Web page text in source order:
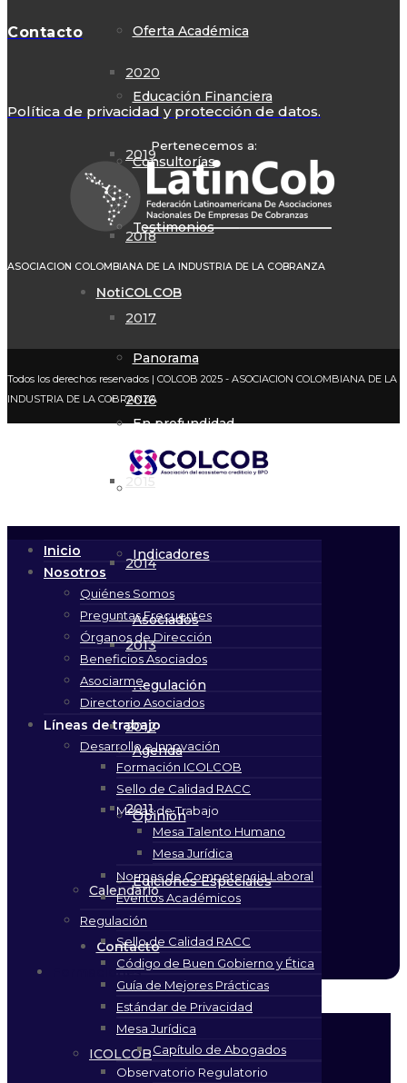
Oferta Académica
Educación Financiera
Consultorías
Testimonios
NotiCOLCOB
Panorama
En profundidad
Indicadores
Asociados
Regulación
Agenda
Opinión
Ediciones Especiales
Contacto
2020
2019
2018
2017
2016
2014
2013
2012
2011
Calendario
Formaciones
ICOLCOB
Contacto
Política de privacidad y protección de datos.
Pertenecemos a:
ASOCIACION COLOMBIANA DE LA INDUSTRIA DE LA COBRANZA
Todos los derechos reservados | COLCOB 2025 - ASOCIACION COLOMBIANA DE LA
INDUSTRIA DE LA COBRANZA
Inicio
Nosotros
Quiénes Somos
Preguntas Frecuentes
Órganos de Dirección
Beneficios Asociados
Asociarme
Directorio Asociados
Líneas de trabajo
Desarrollo e Innovación
Formación ICOLCOB
Sello de Calidad RACC
Mesas de Trabajo
Mesa Talento Humano
Mesa Jurídica
Normas de Competencia Laboral
Eventos Académicos
Regulación
Sello de Calidad RACC
Código de Buen Gobierno y Ética
Guía de Mejores Prácticas
Estándar de Privacidad
Mesa Jurídica
Capítulo de Abogados
Observatorio Regulatorio